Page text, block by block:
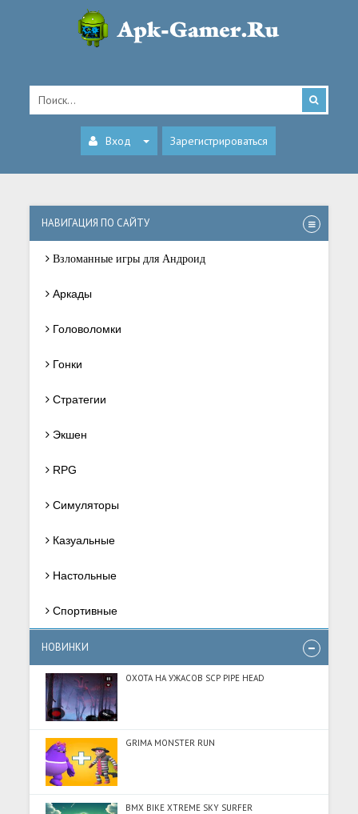
Вход Зарегистрироваться
НАВИГАЦИЯ ПО САЙТУ
Взломанные игры для Андроид
Аркады
Головоломки
Гонки
Стратегии
Экшен
RPG
Симуляторы
Казуальные
Настольные
Спортивные
НОВИНКИ
ОХОТА НА УЖАСОВ SCP PIPE HEAD
GRIMA MONSTER RUN
BMX BIKE XTREME SKY SURFER